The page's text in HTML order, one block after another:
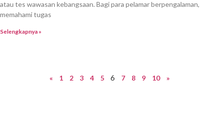
atau tes wawasan kebangsaan. Bagi para pelamar berpengalaman,
memahami tugas
Selengkapnya »
« 1 2 3 4 5 6 7 8 9 10 »